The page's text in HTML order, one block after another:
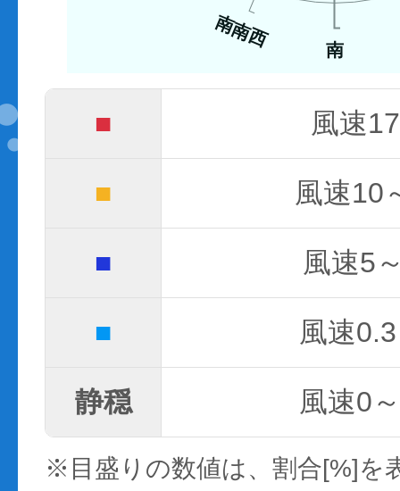
南
南南西
■ 風速
■ 風速10
■ 風速5
■ 風速
静穏 風速0
※目盛りの数値は、割合[%]を